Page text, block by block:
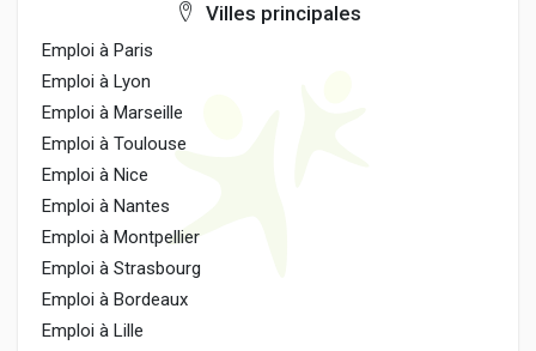
Villes principales
Emploi à Paris
Emploi à Lyon
Emploi à Marseille
Emploi à Toulouse
Emploi à Nice
Emploi à Nantes
Emploi à Montpellier
Emploi à Strasbourg
Emploi à Bordeaux
Emploi à Lille